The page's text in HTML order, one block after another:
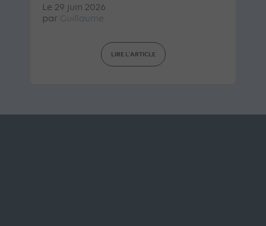
Le 29 juin 2026
par Guillaume
LIRE L'ARTICLE